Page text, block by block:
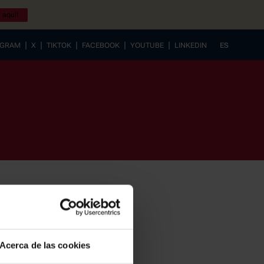
Acerca de las cookies
aquí!
| X | TIKTOK | FACEBOOK | YOUTUBE | LINKEDIN
ES